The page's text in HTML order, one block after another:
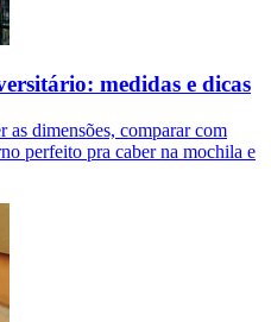
medidas e dicas
as dimensões, comparar com
perfeito pra caber na mochila e